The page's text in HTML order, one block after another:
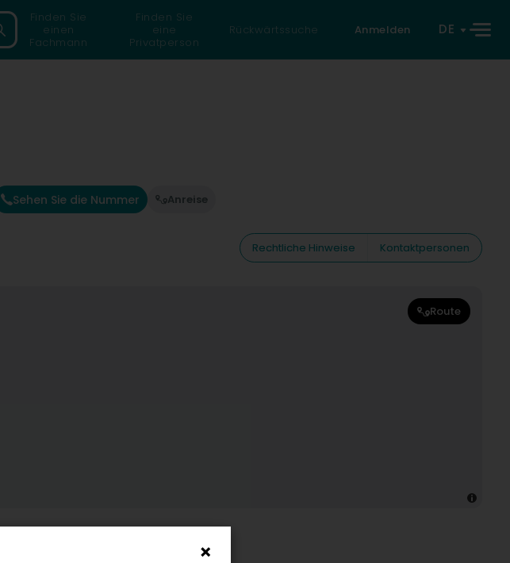
Finden Sie
einen
Fachmann
Finden Sie
eine
Privatperson
Rückwärtssuche Anmelden DE
Sehen Sie die Nummer Anreise
Rechtliche Hinweise
Kontaktpersonen
Route